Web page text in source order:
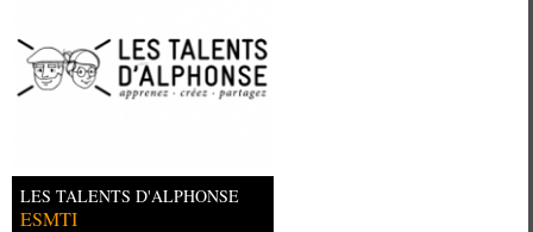
LES TALENTS D'ALPHONSE
ESMTI